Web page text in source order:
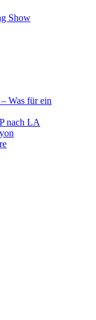
Show
Was für ein
nach LA